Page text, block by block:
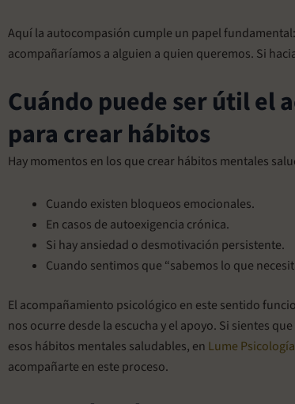
Aquí la autocompasión cumple un papel
acompañaríamos a alguien a quien queremos. Si
Cuándo puede ser útil el
para crear hábitos
Hay momentos en los que crear hábitos mentales
Cuando existen bloqueos emocionales.
En casos de autoexigencia crónica.
Si hay ansiedad o desmotivación persistente.
Cuando sentimos que “sabemos lo que
El acompañamiento psicológico en este sentido
nos ocurre desde la escucha y el apoyo. Si sientes
esos hábitos mentales saludables, en Lume Psicología
acompañarte en este proceso.